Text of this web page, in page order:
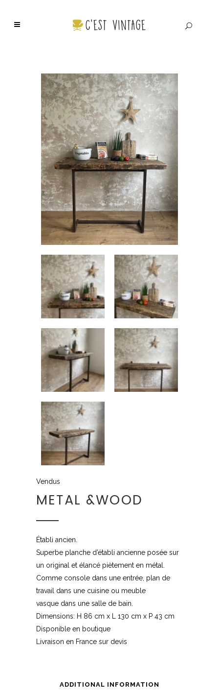
Vendus
METAL &WOOD
Établi ancien.
Superbe planche d’établi ancienne posée sur
un original et élancé piètement en métal.
Comme console dans une entrée, plan de
travail dans une cuisine ou meuble
vasque dans une salle de bain.
Dimensions: H 86 cm x L 130 cm x P 43 cm
Disponible en boutique
Livraison en France sur devis
ADDITIONAL INFORMATION